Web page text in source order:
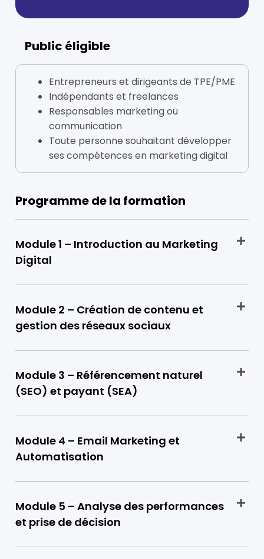
Public éligible
Entrepreneurs et dirigeants de TPE/PME
Indépendants et freelances
Responsables marketing ou
communication
Toute personne souhaitant développer
ses compétences en marketing digital
Programme de la formation
Module 1 – Introduction au Marketing
Digital
Module 2 – Création de contenu et
gestion des réseaux sociaux
Module 3 – Référencement naturel
(SEO) et payant (SEA)
Module 4 – Email Marketing et
Automatisation
Module 5 – Analyse des performances
et prise de décision